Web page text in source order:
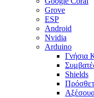
Grove
ESP
Android
Nvidia
Arduino
Γνήσια
Shields